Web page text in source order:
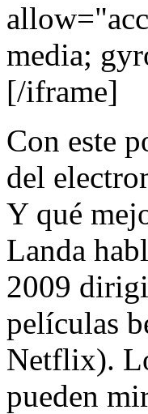
media;
[/iframe]
Con este
del
Y qué
Landa
2009
películas
Netflix).
pueden